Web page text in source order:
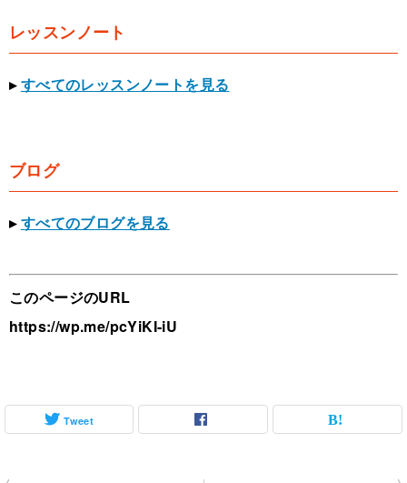
レッスンノート
▸すべてのレッスンノートを見る
ブログ
▸すべてのブログを見る
このページのURL
https://wp.me/pcYiKI-iU
Tweet